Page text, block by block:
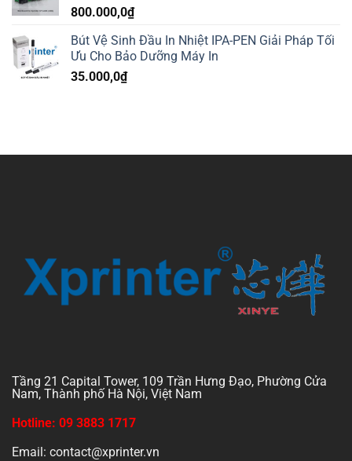
800.000,0₫
Bút Vệ Sinh Đầu In Nhiệt IPA-PEN Giải Pháp Tối
Ưu Cho Bảo Dưỡng Máy In
35.000,0₫
Tầng 21 Capital Tower, 109 Trần Hưng Đạo, Phường Cửa
Nam, Thành phố Hà Nội, Việt Nam
Hotline: 09 3883 1717
Email: contact@xprinter.vn